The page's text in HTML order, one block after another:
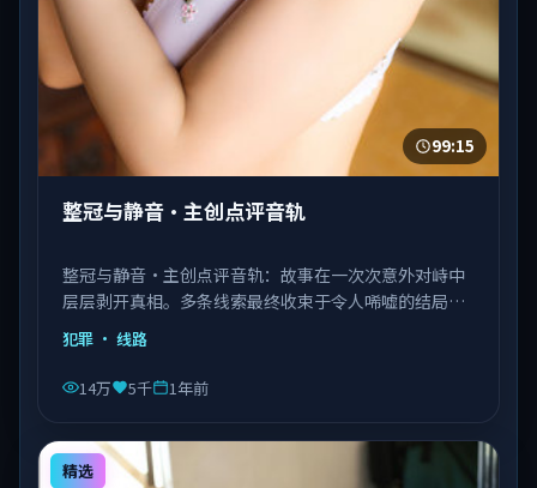
99:15
整冠与静音·主创点评音轨
整冠与静音·主创点评音轨：故事在一次次意外对峙中
层层剥开真相。多条线索最终收束于令人唏嘘的结局。
由陈凯歌执导，乔杉、沈腾、易烊千玺等主演，泰国出
品，类型为犯罪。
犯罪 · 线路
14万 5千 1年前
精选